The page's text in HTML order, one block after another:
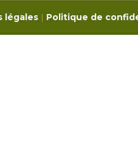
légales | Politique de